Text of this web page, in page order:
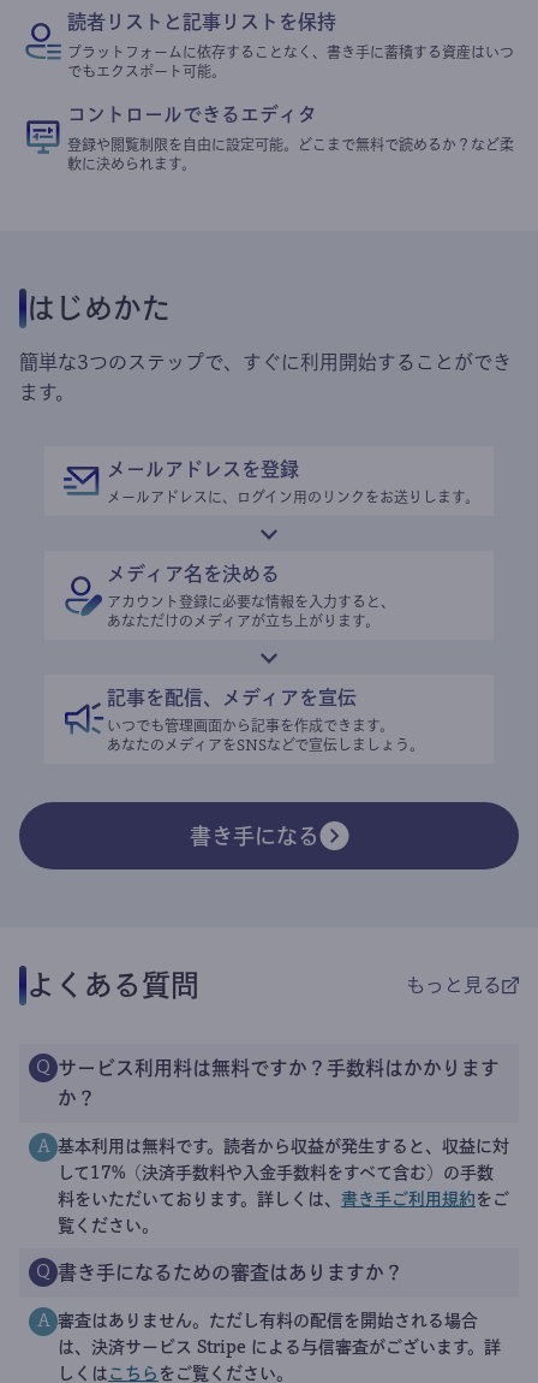
読者リストと記事リストを保持
プラットフォームに依存することなく、書き手に蓄積する資産はいつ
でもエクスポート可能。
コントロールできるエディタ
登録や閲覧制限を自由に設定可能。どこまで無料で読めるか？など柔
軟に決められます。
はじめかた
簡単な3つのステップで、すぐに利用開始することができ
ます。
メールアドレスを登録
メールアドレスに、ログイン用のリンクをお送りします。
メディア名を決める
アカウント登録に必要な情報を入力すると、
あなただけのメディアが立ち上がります。
記事を配信、メディアを宣伝
いつでも管理画面から記事を作成できます。
あなたのメディアをSNSなどで宣伝しましょう。
書き手になる
よくある質問 もっと見る
Q サービス利用料は無料ですか？手数料はかかります
か？
A 基本利用は無料です。読者から収益が発生すると、収益に対
して17%（決済手数料や入金手数料をすべて含む）の手数
料をいただいております。詳しくは、 書き手ご利用規約 をご
覧ください。
Q 書き手になるための審査はありますか？
A 審査はありません。ただし有料の配信を開始される場合
は、決済サービス Stripe による与信審査がございます。詳
しくは こちら をご覧ください。